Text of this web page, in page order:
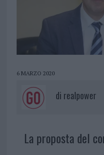
6 MARZO 2020
di realpower
La proposta del